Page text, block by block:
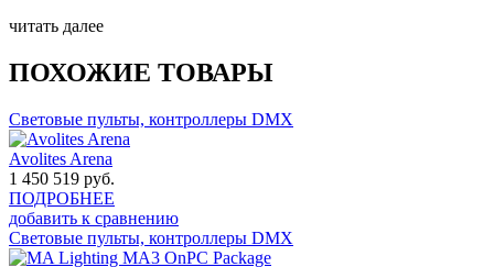
читать далее
ПОХОЖИЕ ТОВАРЫ
Световые пульты, контроллеры DMX
Avolites Arena
1 450 519 руб.
ПОДРОБНЕЕ
добавить к сравнению
Световые пульты, контроллеры DMX